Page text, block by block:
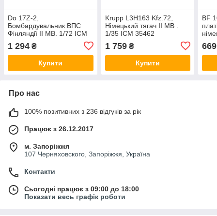
Do 17Z-2,
Бомбардувальник ВПС
Фінляндії ІІ МВ. 1/72 ICM
1 294 ₴
Купити
Krupp L3H163 Kfz.72,
Німецький тягач ІІ МВ .
1/35 ICM 35462
1 759₴
Купити
BF
669
Про нас
100% позитивних з 236 відгуків за рік
Працює з 26.12.2017
м. Запоріжжя
107 Черняховского, Запоріжжя, Україна
Контакти
Сьогодні працює з 09:00 до 18:00
Показати весь графік роботи